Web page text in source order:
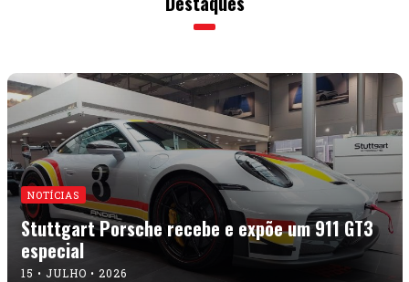
NOTÍCIAS
Stuttgart Porsche recebe e expõe um 911 GT3
especial
15 • JULHO • 2026